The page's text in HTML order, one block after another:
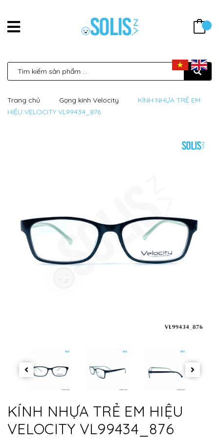
Trang chủ Gọng kính Velocity
KÍNH NHỰA TRẺ EM
HIỆU VELOCITY VL99434_876
KÍNH NHỰA TRẺ EM HIỆU
VELOCITY VL99434_876